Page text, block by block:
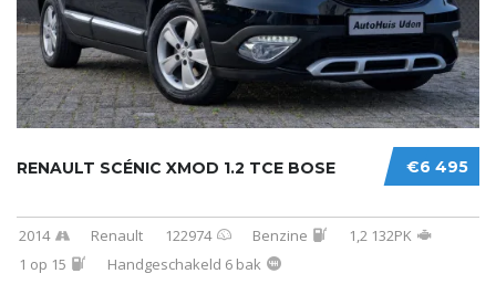
€6 495
RENAULT SCÉNIC XMOD 1.2 TCE BOSE
2014 Renault 122974 Benzine
1,2 132PK
1 op 15
Handgeschakeld 6 bak